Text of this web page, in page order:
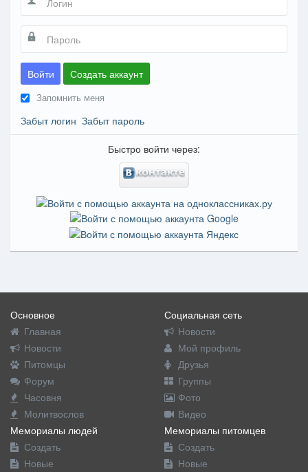
Войти Создать аккаунт
Запомнить меня
Забыт логин Забыт пароль
Быстро войти через:
Основное
Главная
Новости
Питомцы
Форум
Часовня
Молитвослов
Социальная сеть
Новости
Мой профиль
Друзья
Группы
Фото
Видео
Мемориалы людей
Создать
Новые
Мемориалы питомцев
Создать
Новые